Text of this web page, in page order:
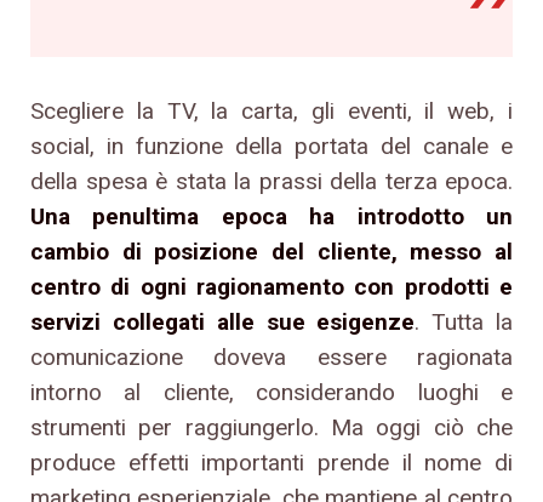
Scegliere la TV, la carta, gli eventi, il web, i
social, in funzione della portata del canale e
della spesa è stata la prassi della terza epoca.
Una penultima epoca ha introdotto un
cambio di posizione del cliente, messo al
centro di ogni ragionamento con prodotti e
servizi collegati alle sue esigenze. Tutta la
comunicazione doveva essere ragionata
intorno al cliente, considerando luoghi e
strumenti per raggiungerlo. Ma oggi ciò che
produce effetti importanti prende il nome di